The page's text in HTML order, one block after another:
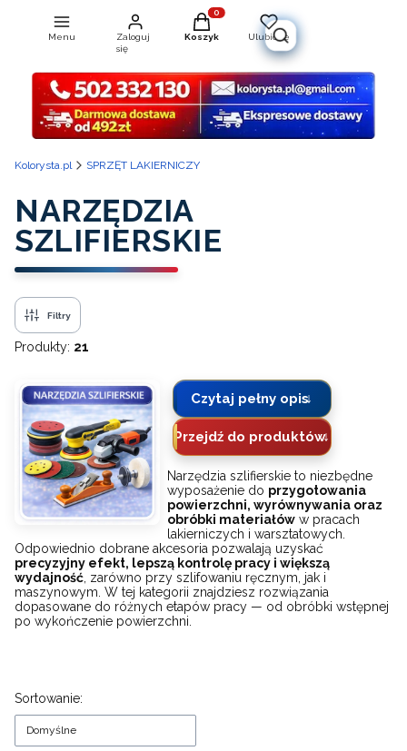
Menu
Zaloguj
się
Produkty w koszyku: 0. Zobacz
Koszyk UlubioneOtwórz wyszukiwarkę
Kolorysta.pl SPRZĘT LAKIERNICZY
NARZĘDZIA
SZLIFIERSKIE
Filtry
Produkty: 21
Czytaj pełny opis
Przejdź do produktów
Narzędzia szlifierskie to niezbędne
wyposażenie do przygotowania
powierzchni, wyrównywania oraz
obróbki materiałów w pracach
lakierniczych i warsztatowych.
Odpowiednio dobrane akcesoria pozwalają uzyskać
precyzyjny efekt, lepszą kontrolę pracy i większą
wydajność, zarówno przy szlifowaniu ręcznym, jak i
maszynowym. W tej kategorii znajdziesz rozwiązania
dopasowane do różnych etapów pracy — od obróbki wstępnej
po wykończenie powierzchni.
Lista produktów
Sortowanie:
Domyślne